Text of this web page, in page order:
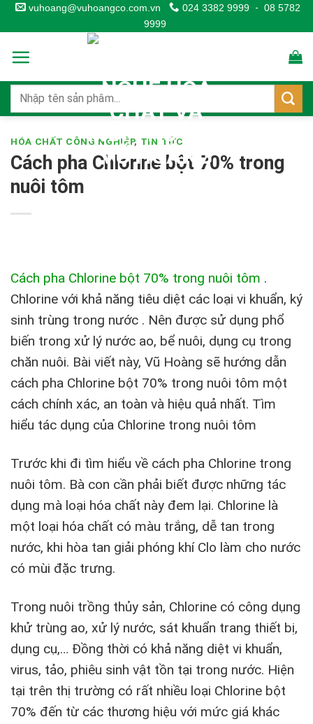
Skip
to
content
vuhoang@vuhoangco.com.vn 024 3382 9999 - 08 5782
9999
HÓA CHẤT CÔNG NGHIỆP, TIN TỨC
Cách pha Chlorine bột 70% trong
nuôi tôm
Cách pha Chlorine bột 70% trong nuôi tôm .
Chlorine với khả năng tiêu diệt các loại vi khuẩn, ký
sinh trùng trong nước . Nên được sử dụng phổ
biến trong xử lý nước ao, bể nuôi, dụng cụ trong
chăn nuôi. Bài viết này, Vũ Hoàng sẽ hướng dẫn
cách pha Chlorine bột 70% trong nuôi tôm một
cách chính xác, an toàn và hiệu quả nhất. Tìm
hiểu tác dụng của Chlorine trong nuôi tôm
Trước khi đi tìm hiểu về cách pha Chlorine trong
nuôi tôm. Bà con cần phải biết được những tác
dụng mà loại hóa chất này đem lại. Chlorine là
một loại hóa chất có màu trắng, dễ tan trong
nước, khi hòa tan giải phóng khí Clo làm cho nước
có mùi đặc trưng.
Trong nuôi trồng thủy sản, Chlorine có công dụng
khử trùng ao, xử lý nước, sát khuẩn trang thiết bị,
dụng cụ,… Đồng thời có khả năng diệt vi khuẩn,
virus, tảo, phiêu sinh vật tồn tại trong nước. Hiện
tại trên thị trường có rất nhiều loại Chlorine bột
70% đến từ các thương hiệu với mức giá khác